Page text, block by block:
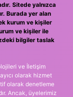
Sitede yalnızca
Burada yer alan
kurum ve kişiler
ve kişiler ile
bilgiler taslak
ve İletişim
olarak hizmet
olarak denetleme
Ancak, üyelerimiz